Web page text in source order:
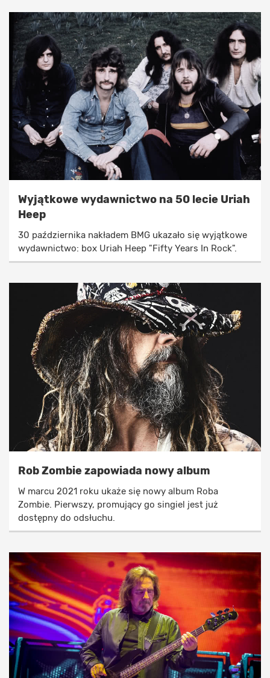
Wyjątkowe wydawnictwo na 50 lecie Uriah
Heep
30 października nakładem BMG ukazało się wyjątkowe
wydawnictwo: box Uriah Heep "Fifty Years In Rock".
Rob Zombie zapowiada nowy album
W marcu 2021 roku ukaże się nowy album Roba
Zombie. Pierwszy, promujący go singiel jest już
dostępny do odsłuchu.